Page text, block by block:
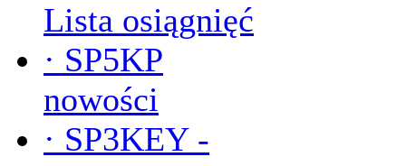
Lista osiągnięć
· SP5KP
nowości
· SP3KEY -